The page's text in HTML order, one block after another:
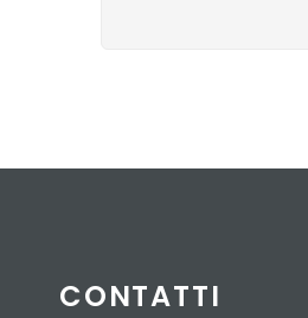
CONTATTI